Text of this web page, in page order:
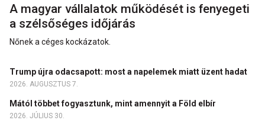
A magyar vállalatok működését is fenyegeti
a szélsőséges időjárás
Nőnek a céges kockázatok.
Trump újra odacsapott: most a napelemek miatt üzent hadat
2026. AUGUSZTUS 7.
Mától többet fogyasztunk, mint amennyit a Föld elbír
2026. JÚLIUS 30.